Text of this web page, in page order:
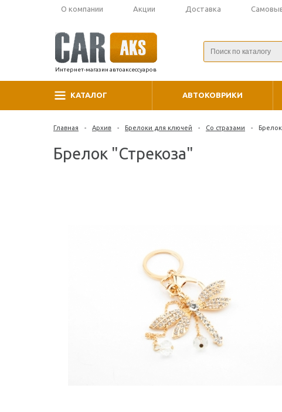
О компании Акции Доставка
Интернет-магазин автоаксессуаров
КАТАЛОГ АВТОКОВРИКИ
Главная - Архив - Брелоки для ключей - Со стразами -
Брелок "Стрекоза"